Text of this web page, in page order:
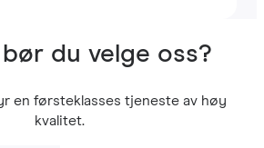
du velge oss?
en førsteklasses tjeneste av høy
kvalitet.